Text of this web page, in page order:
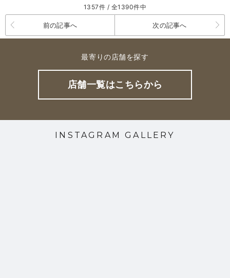
1357件 / 全1390件中
前の記事へ 次の記事へ
最寄りの店舗を探す
店舗一覧はこちらから
INSTAGRAM GALLERY